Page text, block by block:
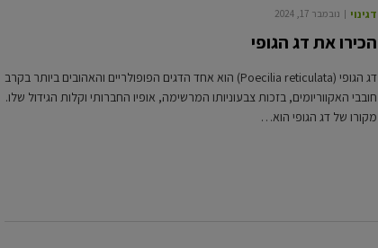
דגי נוי נובמבר 17, 2024
הכירו את דג הגופי
דג הגופי (Poecilia reticulata) הוא אחד הדגים הפופולריים והאהובים ביותר בקרב
חובבי האקווריומים, בזכות צבעוניותו המרשימה, אופיו החברותי וקלות הגידול שלו.
מקורו של דג הגופי הוא…